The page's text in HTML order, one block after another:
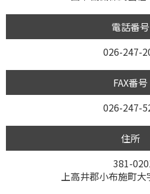
電話番号
026-247-
FAX番号
026-247-
住所
381-
上高井郡小布施町大